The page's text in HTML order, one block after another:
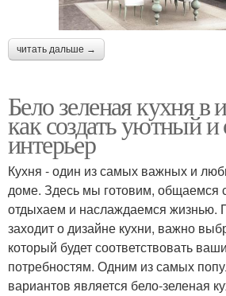
читать дальше →
Бело зеленая кухня в
как создать уютный
интерьер
Кухня - один из самых важных и
доме. Здесь мы готовим, общаемся
отдыхаем и наслаждаемся жизнью.
заходит о дизайне кухни, важно
который будет соответствовать
потребностям. Одним из самых
вариантов является бело-зеленая